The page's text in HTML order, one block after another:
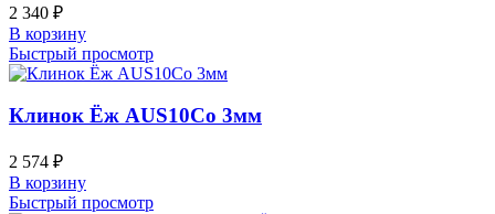
2 340 ₽
В корзину
Быстрый просмотр
Клинок Ёж AUS10Co 3мм
2 574 ₽
В корзину
Быстрый просмотр